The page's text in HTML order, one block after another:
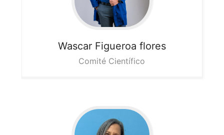
Wascar Figueroa flores
Comité Científico